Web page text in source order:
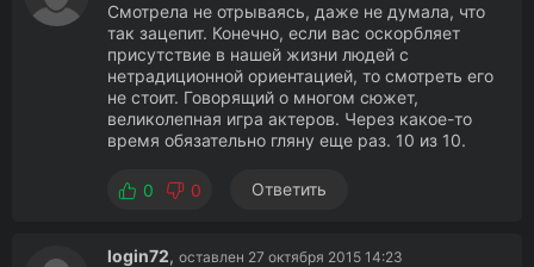
Смотрела не отрываясь, даже не думала, что
так зацепит. Конечно, если вас оскорбляет
присутствие в нашей жизни людей с
нетрадиционной ориентацией, то смотреть его
не стоит. Говорящий о многом сюжет,
великолепная игра актеров. Через какое-то
время обязательно гляну еще раз. 10 из 10.
0 0 Ответить
login72, оставлен 27 октября 2015 14:23